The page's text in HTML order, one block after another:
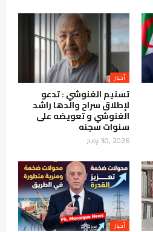
أخبار
تسنيم الغنوشي : تدعو
لإطلاق سراح والدها راشد
الغنوشي و تعويضه على
سنوات سجنه
July 30, 2026
أخبار